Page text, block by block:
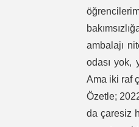
ambalajı
odası yok,
Ama iki raf
Özetle;
da çaresiz